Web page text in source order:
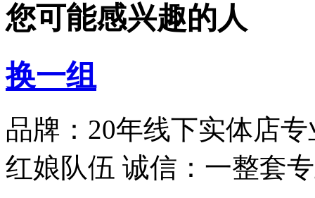
您可能感兴趣的人
换一组
品牌：20年线下实体店
红娘队伍 诚信：一整套